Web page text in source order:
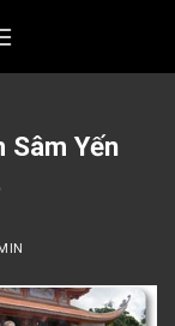
Sâm Yến